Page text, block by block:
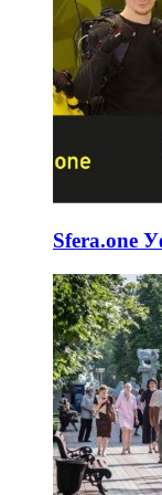
Sfera.one